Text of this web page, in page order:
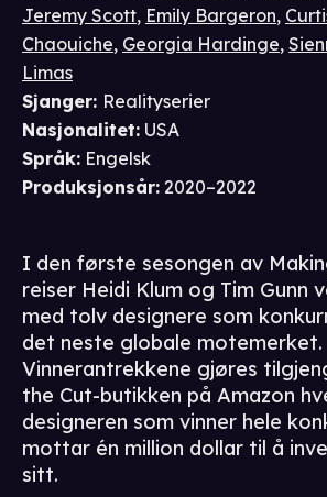
Jeremy Scott, Emily Bargeron,
Chaouiche, Georgia Hardinge,
Limas
Sjanger: Realityserier
Nasjonalitet: USA
Språk: Engelsk
Produksjonsår: 2020–2022
I den første sesongen av
reiser Heidi Klum og Tim Gunn
med tolv designere som
det neste globale motemerket.
Vinnerantrekkene gjøres
the Cut-butikken på Amazon
designeren som vinner hele
mottar én million dollar til å
sitt.